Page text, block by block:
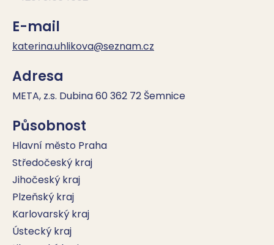
E-mail
katerina.uhlikova@seznam.cz
Adresa
META, z.s. Dubina 60 362 72 Šemnice
Působnost
Hlavní město Praha
Středočeský kraj
Jihočeský kraj
Plzeňský kraj
Karlovarský kraj
Ústecký kraj